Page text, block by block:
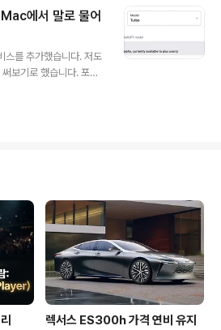
없어서 주소 표시줄에
니다. chrome://extens
분은 익숙한 "확장 프
확장 프로그램 관리 페이
제된 확장 프로그램을
에서 말로 물어
를 추가했습니다. 저도
보기로 했습니다. 포기
간혹 chatgpt가 속도가
랬는데~ 유료는 무조건
를 했습니다. 몇번 사용
도 자비스 같음 좋겠다..
어봤습니다. 음성 입력
없데요..
렉서스 ES300h 가격 연비 유지